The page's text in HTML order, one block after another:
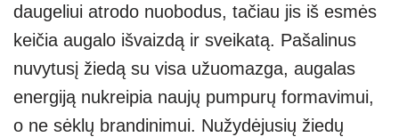
daugeliui atrodo nuobodus, tačiau jis iš esmės
keičia augalo išvaizdą ir sveikatą. Pašalinus
nuvytusį žiedą su visa užuomazga, augalas
energiją nukreipia naujų pumpurų formavimui,
o ne sėklų brandinimui. Nužydėjusių žiedų